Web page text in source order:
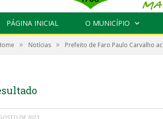
PÁGINA INICIAL O MUNICÍPIO
» Notícias » Prefeito de Faro Paulo Carvalho
DE 2021